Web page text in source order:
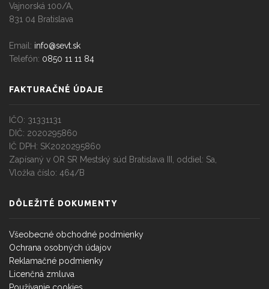
Vajnorská 100/A,
831 04 Bratislava
Email: info@sevt.sk
Telefón: 0850 11 11 84
FAKTURAČNÉ ÚDAJE
IČO: 31331131
DIČ: 2020295860
IČ DPH: SK2020295860
Zapísaný v OR SR Mestský súd Bratislava III, oddiel: Sa,
Vložka číslo: 464/B
DÔLEŽITÉ DOKUMENTY
Všeobecné obchodné podmienky
Ochrana osobných údajov
Reklamačné podmienky
Licenčná zmluva